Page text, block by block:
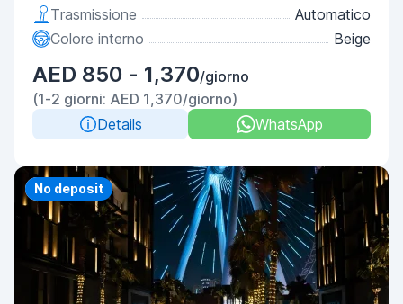
Trasmissione
Automatico
Colore interno
Beige
AED 850 - 1,370/giorno
(1-2 giorni: AED 1,370/giorno)
Details
WhatsApp
Priority
No deposit